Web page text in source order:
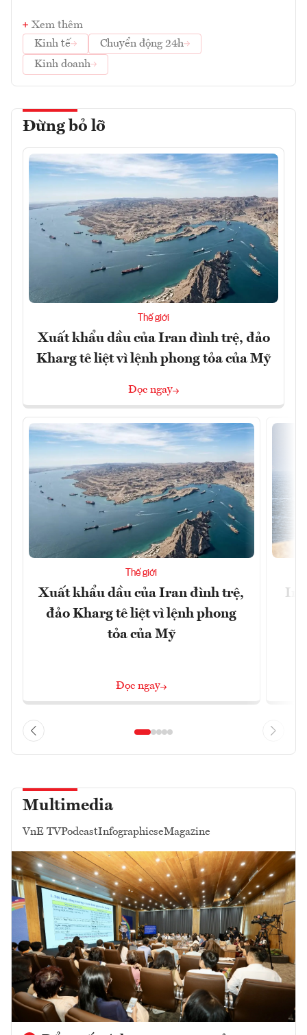
Xem thêm
Kinh tế
Chuyển động 24h
Kinh doanh
Đừng bỏ lỡ
Thế giới
Xuất khẩu dầu của Iran đình trệ, đảo
Kharg tê liệt vì lệnh phong tỏa của Mỹ
Đọc ngay
Thế giới
Xuất khẩu dầu của Iran đình trệ,
đảo Kharg tê liệt vì lệnh phong
tỏa của Mỹ
Đọc ngay
Multimedia
VnE TVPodcastInfographicseMagazine